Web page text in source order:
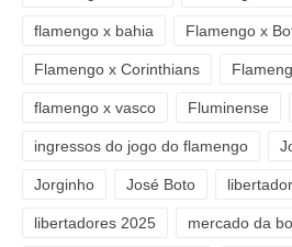
flamengo x bahia Flamengo x
Flamengo x Corinthians
flamengo x vasco Fluminense
ingressos do jogo do flamengo
Jorginho José Boto
libertadores 2025 mercado da